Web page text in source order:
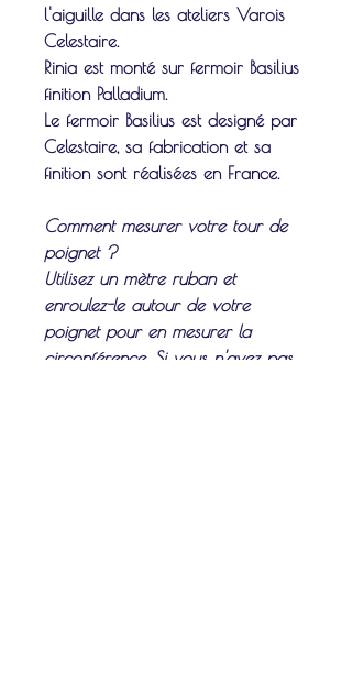
l'aiguille dans les ateliers Varois
Celestaire.
Rinia est monté sur fermoir Basilius
finition Palladium.
Le fermoir Basilius est designé par
Celestaire, sa fabrication et sa
finition sont réalisées en France.
Comment mesurer votre tour de
poignet ?
Utilisez un mètre ruban et
enroulez-le autour de votre
poignet pour en mesurer la
circonférence. Si vous n'avez pas